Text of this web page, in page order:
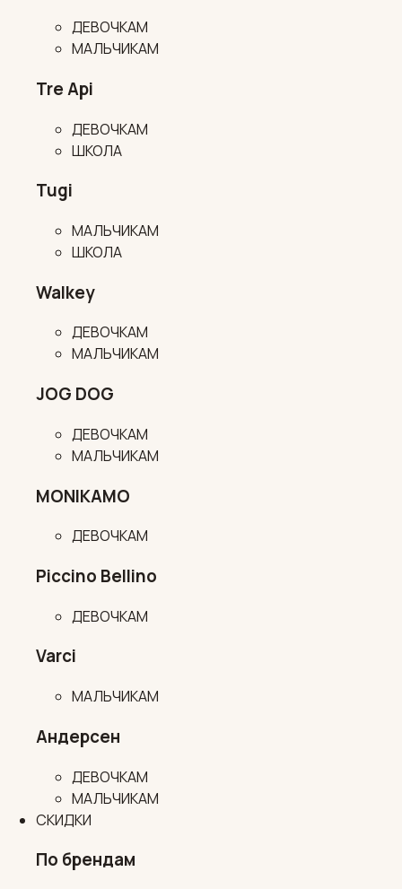
ДЕВОЧКАМ
МАЛЬЧИКАМ
Tre Api
ДЕВОЧКАМ
ШКОЛА
Tugi
МАЛЬЧИКАМ
ШКОЛА
Walkey
ДЕВОЧКАМ
МАЛЬЧИКАМ
JOG DOG
ДЕВОЧКАМ
МАЛЬЧИКАМ
MONIKAMO
ДЕВОЧКАМ
Piccino Bellino
ДЕВОЧКАМ
Varci
МАЛЬЧИКАМ
Андерсен
ДЕВОЧКАМ
МАЛЬЧИКАМ
СКИДКИ
По брендам